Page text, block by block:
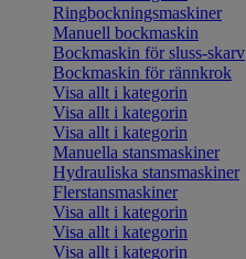
Ringbockningsmaskiner
Manuell bockmaskin
Bockmaskin för sluss-skarv
Bockmaskin för rännkrok
Visa allt i kategorin
Visa allt i kategorin
Visa allt i kategorin
Manuella stansmaskiner
Hydrauliska stansmaskiner
Flerstansmaskiner
Visa allt i kategorin
Visa allt i kategorin
Visa allt i kategorin